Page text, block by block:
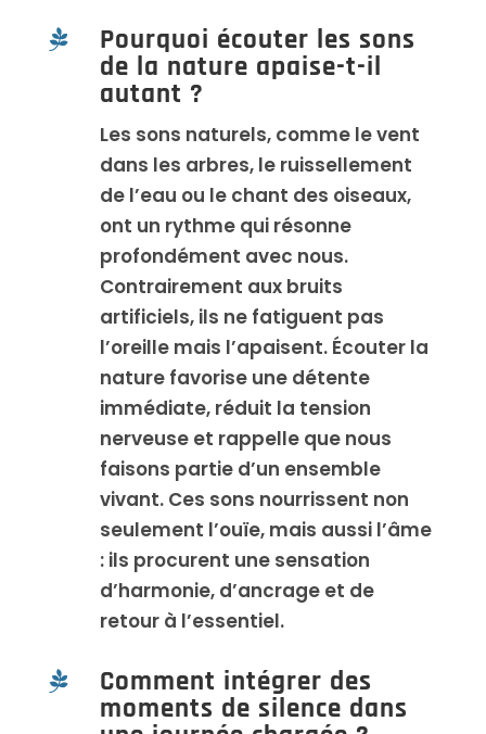
 Pourquoi écouter les sons
de la nature apaise-t-il
autant ?
Les sons naturels, comme le vent
dans les arbres, le ruissellement
de l’eau ou le chant des oiseaux,
ont un rythme qui résonne
profondément avec nous.
Contrairement aux bruits
artificiels, ils ne fatiguent pas
l’oreille mais l’apaisent. Écouter la
nature favorise une détente
immédiate, réduit la tension
nerveuse et rappelle que nous
faisons partie d’un ensemble
vivant. Ces sons nourrissent non
seulement l’ouïe, mais aussi l’âme
: ils procurent une sensation
d’harmonie, d’ancrage et de
retour à l’essentiel.
 Comment intégrer des
moments de silence dans